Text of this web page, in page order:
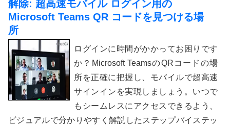
解除: 超高速モバイル ログイン用の
Microsoft Teams QR コードを見つける場
所
ログインに時間がかかってお困りです
か？Microsoft TeamsのQRコードの場
所を正確に把握し、モバイルで超高速
サインインを実現しましょう。いつで
もシームレスにアクセスできるよう、
ビジュアルで分かりやすく解説したステップバイステッ